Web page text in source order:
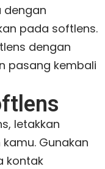
dengan
pada softlens.
dengan
pasang kembali
letakkan
Gunakan